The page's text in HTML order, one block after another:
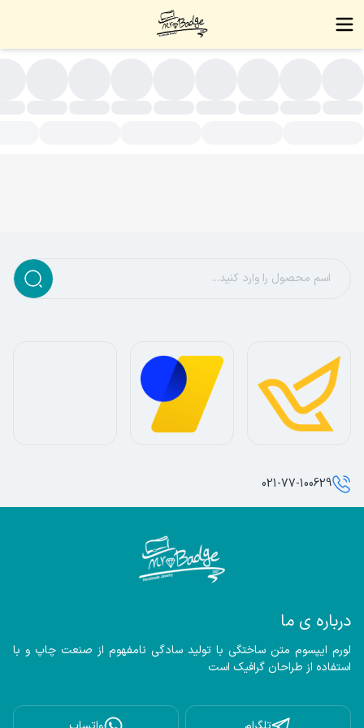
درباره ی ما
استفاده از طراحان گرافیک است
021-77-100629